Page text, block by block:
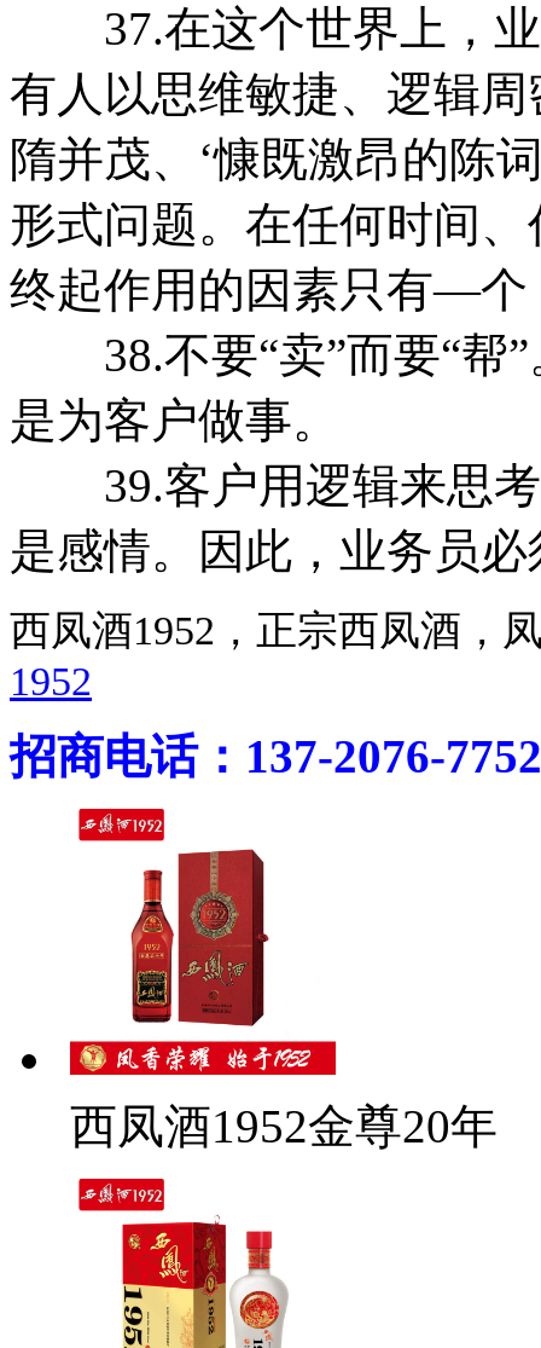
37.在这个世界上，业
有人以思维敏捷、逻辑
隋并茂、‘慷既激昂的陈
形式问题。在任何时间
终起作用的因素只有—个
38.不要“卖”而要“帮”
是为客户做事。
39.客户用逻辑来思考
是感情。因此，业务员
西凤酒1952，正宗西凤酒
1952
招商电话：137-2076-7752
西凤酒1952金尊20年